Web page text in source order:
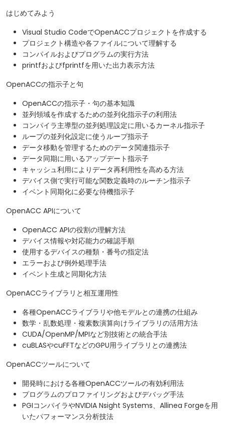
はじめてみよう
Visual Studio CodeでOpenACCプロジェクトを作成する
プロジェクト構造や各ファイルについて理解する
コンパイルおよびプログラムの実行方法
printfおよびfprintfを用いた出力表示方法
OpenACCの指示子と句
OpenACCの指示子・句の基本知識
並列領域を作成するための並列化指示子の利用法
コンパイラ主導型の並列処理設定に用いるカーネル指示子
ループの並列化設定に使うループ指示子
データ移動を管理するためのデータ関連指示子
データ同期に用いるアップデート指示子
キャッシュ利用によりデータ再利用性を高める方法
デバイス側で実行可能な関数定義時のルーチン指示子
イベント同期化に必要な待機指示子
OpenACC APIについて
OpenACC APIの役割の理解方法
デバイス情報や対応能力の確認手順
使用するデバイスの種類・番号の指定法
エラーおよび例外処理手法
イベント生成と同期化方法
OpenACCライブラリと相互運用性
各種OpenACCライブラリや他モデルとの連携の仕組み
数学・乱数処理・複素数演算向けライブラリの活用方法
CUDA/OpenMP/MPIなど別技術との統合手法
cuBLASやcuFFTなどのGPU用ライブラリとの連携法
OpenACCツールについて
開発時における各種OpenACCツールの有効利用法
プログラムのプロファイリングおよびデバッグ手法
PGIコンパイラやNVIDIA Nsight Systems、Allinea Forgeを用
いたパフォーマンス分析技法